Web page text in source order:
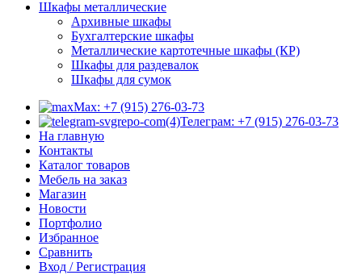
Шкафы металлические
Архивные шкафы
Бухгалтерские шкафы
Металлические картотечные шкафы (КР)
Шкафы для раздевалок
Шкафы для сумок
Max: +7 (915) 276-03-73
Телеграм: +7 (915) 276-03-73
На главную
Контакты
Каталог товаров
Мебель на заказ
Магазин
Новости
Портфолио
Избранное
Сравнить
Вход / Регистрация